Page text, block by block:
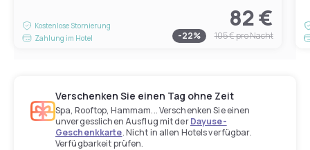
Kostenlose Stornierung
Zahlung im Hotel
82 €
-22% 105 €pro Nacht
Verschenken Sie einen Tag ohne Zeit
Spa, Rooftop, Hammam... Verschenken Sie einen
unvergesslichen Ausflug mit derDayuse-
Geschenkkarte. Nicht in allen Hotels verfügbar.
Verfügbarkeit prüfen.